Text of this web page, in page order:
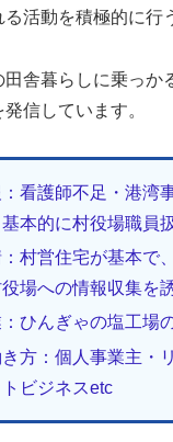
活動を積極的に行
田舎暮らしに乗っか
信しています。
看護師不足・港湾
本的に村役場職員扱
村営住宅が基本で
場への情報収集を誘
ひんぎゃの塩工場
方：個人事業主・
ビジネスetc